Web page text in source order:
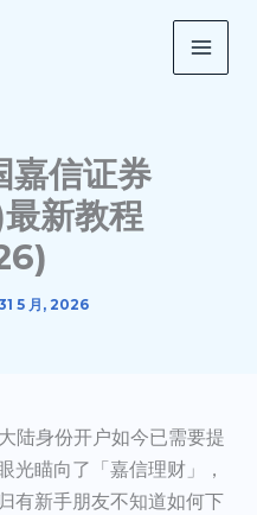
嘉信证券
新教程
5 月, 2026
陆身份开户如今已需要提
光瞄向了「嘉信理财」，
有新手朋友不知道如何下